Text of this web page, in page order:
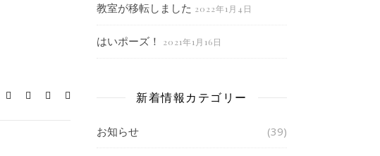
教室が移転しました 2022年1月4日
はいポーズ！ 2021年1月16日
新着情報カテゴリー
お知らせ (39)